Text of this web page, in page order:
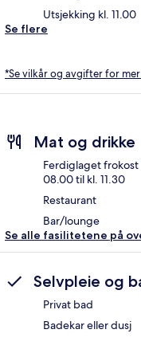
Utsjekking kl. 11.00
Se flere
*Se vilkår og avgifter for
Mat og drikke
Ferdiglaget
08.00 til kl. 11.30
Restaurant
Bar/lounge
Se alle fasilitetene på
Selvpleie og
Privat bad
Badekar eller dusj